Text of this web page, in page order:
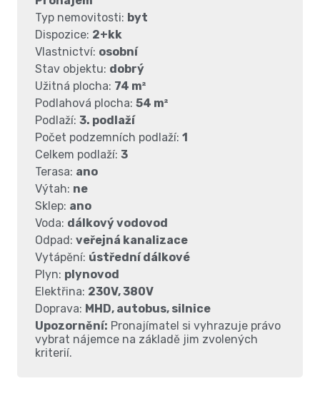
Typ nemovitosti: byt
Dispozice: 2+kk
Vlastnictví: osobní
Stav objektu: dobrý
Užitná plocha: 74 m²
Podlahová plocha: 54 m²
Podlaží: 3. podlaží
Počet podzemních podlaží: 1
Celkem podlaží: 3
Terasa: ano
Výtah: ne
Sklep: ano
Voda: dálkový vodovod
Odpad: veřejná kanalizace
Vytápění: ústřední dálkové
Plyn: plynovod
Elektřina: 230V, 380V
Doprava: MHD, autobus, silnice
Upozornění: Pronajímatel si vyhrazuje právo
vybrat nájemce na základě jim zvolených
kriterií.